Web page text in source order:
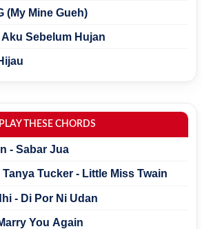
(My Mine Gueh)
Aku Sebelum Hujan
PLAY THESE CHORDS
- Sabar Jua
Tucker - Little Miss Twain
- Di Por Ni Udan
You Again